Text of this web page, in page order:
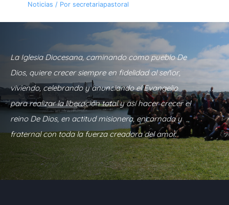
Noticias / Por secretariapastoral
La Iglesia Diocesana, caminando como pueblo De
Dios, quiere crecer siempre en fidelidad al señor,
viviendo, celebrando y anunciando el Evangelio
para realizar la liberación total y así hacer crecer el
reino De Dios, en actitud misionera, encarnada y
fraternal con toda la fuerza creadora del amor.